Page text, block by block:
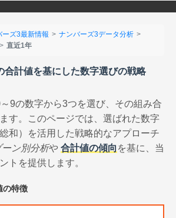
ーズ3最新情報
ナンバーズ3データ分析
直近1年
合計値を基にした数字選びの戦略
9の数字から3つを選び、その組み合
す。このページでは、選ばれた数字
和）を活用した戦略的なアプローチ
ーン別分析や 合計値の傾向 を基に、当
トを提供します。
の特徴